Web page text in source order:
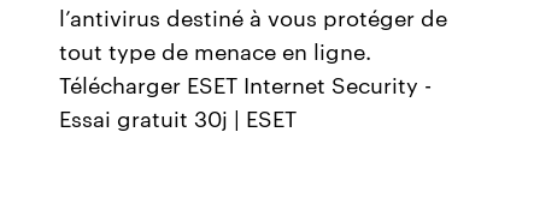
l’antivirus destiné à vous protéger de
tout type de menace en ligne.
Télécharger ESET Internet Security -
Essai gratuit 30j | ESET